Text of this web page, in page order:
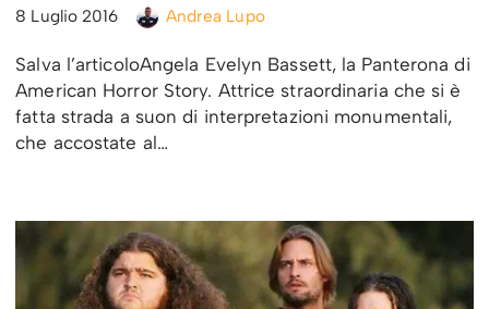
8 Luglio 2016 Andrea Lupo
Salva l’articoloAngela Evelyn Bassett, la Panterona di
American Horror Story. Attrice straordinaria che si è
fatta strada a suon di interpretazioni monumentali,
che accostate al…